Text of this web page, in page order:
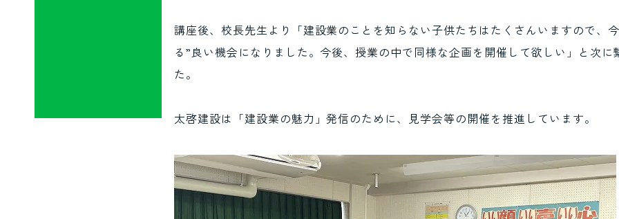
講座後、校長先生より「建設業のことを知らない子供たちはたくさんいますので、
る”良い機会になりました。今後、授業の中で同様な企画を開催して欲しい」と次
た。
太啓建設は「建設業の魅力」発信のために、見学会等の開催を推進しています。